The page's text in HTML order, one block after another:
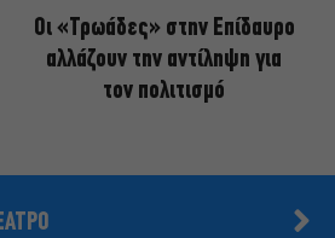
Οι «Τρωάδες» στην Επίδαυρο
αλλάζουν την αντίληψη για
τον πολιτισμό